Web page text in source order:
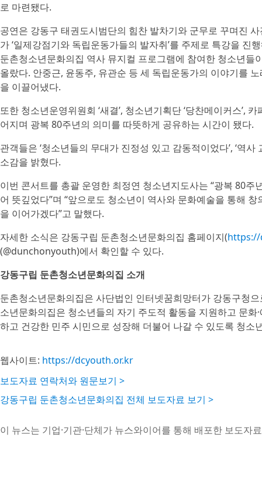
로 마련됐다.
공연은 강동구 태권도시범단의 힘찬 발차기와 군무로 꾸며진
가 ‘일제강점기와 독립운동가들의 발자취’를 주제로 특강을
둔촌청소년문화의집 역사 뮤지컬 프로그램에 참여한 청소년들
올랐다. 안중근, 윤동주, 유관순 등 세 독립운동가의 이야기를
을 이끌어냈다.
또한 청소년운영위원회 ‘새결’, 청소년기획단 ‘당찬메이커스’,
어지며 광복 80주년의 의미를 따뜻하게 공유하는 시간이 됐다.
관객들은 ‘청소년들의 무대가 진정성 있고 감동적이었다’, ‘역
소감을 밝혔다.
이번 콘서트를 총괄 운영한 최정연 청소년지도사는 “광복 80
어 뜻깊었다”며 “앞으로도 청소년이 역사와 문화예술을 통해
을 이어가겠다”고 말했다.
자세한 소식은 강동구립 둔촌청소년문화의집 홈페이지(https://
(@dunchonyouth)에서 확인할 수 있다.
강동구립 둔촌청소년문화의집 소개
둔촌청소년문화의집은 사단법인 인터넷꿈희망터가 강동구청
소년문화의집은 청소년들의 자기 주도적 활동을 지원하고 문
하고 건강한 민주 시민으로 성장해 더불어 나갈 수 있도록 청
웹사이트: https://dcyouth.or.kr
보도자료 연락처와 원문보기 >
강동구립 둔촌청소년문화의집 전체 보도자료 보기 >
이 뉴스는 기업·기관·단체가 뉴스와이어를 통해 배포한 보도자